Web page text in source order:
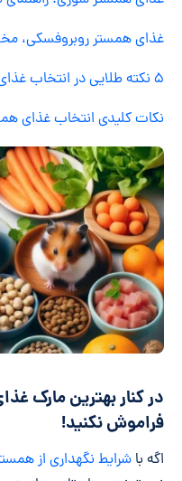
غذای همستر روبروفسکی،
۵ نکته طلایی در انتخاب غذای همستر کوتوله
نکات کلیدی انتخاب غذای
در کنار بهترین مارک
فراموش نکنید!
اگه با شرایط نگهداری از